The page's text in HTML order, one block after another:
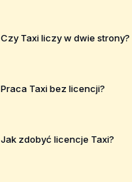
Czy Taxi liczy w dwie strony?
Praca Taxi bez licencji?
Jak zdobyć licencje Taxi?